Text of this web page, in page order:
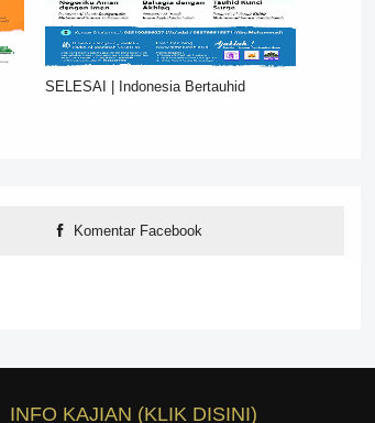
SELESAI | Indonesia Bertauhid
Komentar Facebook
INFO KAJIAN (KLIK DISINI)